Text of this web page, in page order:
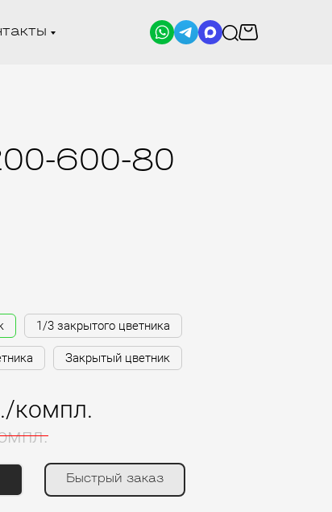
600-80
1/3 закрытого цветника
Закрытый цветник
компл.
Быстрый заказ